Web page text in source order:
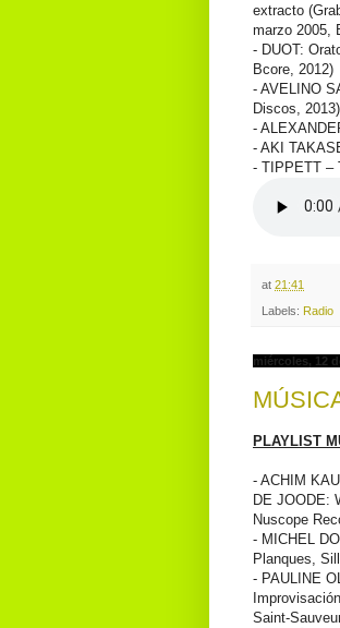
extracto
marzo 2005,
- DUOT:
Bcore, 2012)
- AVELINO
Discos, 2013)
-
- AKI
- TIPPETT –
at 21:41
Labels: Radio
miércoles, 12
PLAYLIST
- ACHIM
DE JOODE:
Nuscope
- MICHEL
Planques,
- PAULINE
Saint-